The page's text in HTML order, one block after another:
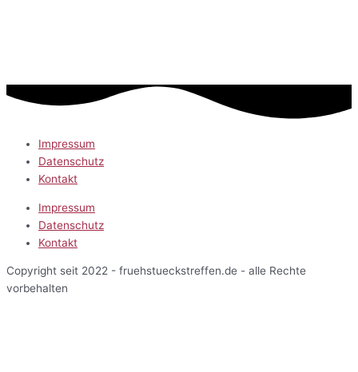
Impressum
Datenschutz
Kontakt
Impressum
Datenschutz
Kontakt
Copyright seit 2022 - fruehstueckstreffen.de - alle Rechte
vorbehalten